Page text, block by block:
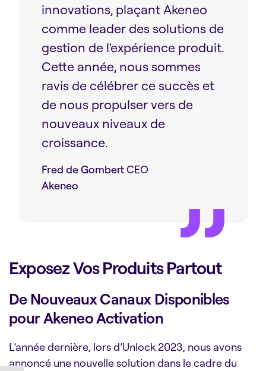
innovations, plaçant Akeneo
comme leader des solutions de
gestion de l'expérience produit.
Cette année, nous sommes
ravis de célébrer ce succès et
de nous propulser vers de
nouveaux niveaux de
croissance.
Fred de GombertCEO
Akeneo
Exposez Vos Produits Partout
De Nouveaux Canaux Disponibles
pour Akeneo Activation
L’année dernière, lors d’Unlock 2023, nous avons
annoncé une nouvelle solution dans le cadre du